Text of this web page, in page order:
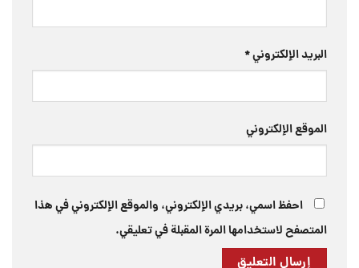
البريد الإلكتروني*
الموقع الإلكتروني
احفظ اسمي، بريدي الإلكتروني، والموقع الإلكتروني في هذا
المتصفح لاستخدامها المرة المقبلة في تعليقي.